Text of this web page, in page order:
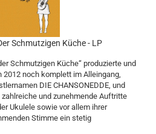
Schmutzigen Küche - LP
Schmutzigen Küche“ produzierte und
noch komplett im Alleingang,
DIE CHANSONEDDE, und
und zunehmende Auftritte
Ukulele sowie vor allem ihrer
Stimme ein stetig